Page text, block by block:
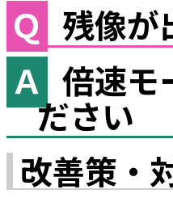
残像が
倍速モ
ださい
改善策・